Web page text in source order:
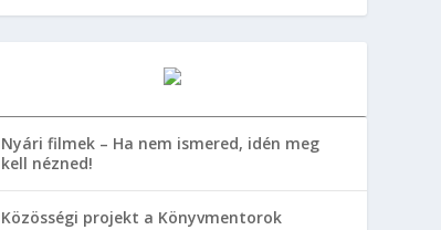
Nyári filmek – Ha nem ismered, idén meg
kell nézned!
Közösségi projekt a Könyvmentorok